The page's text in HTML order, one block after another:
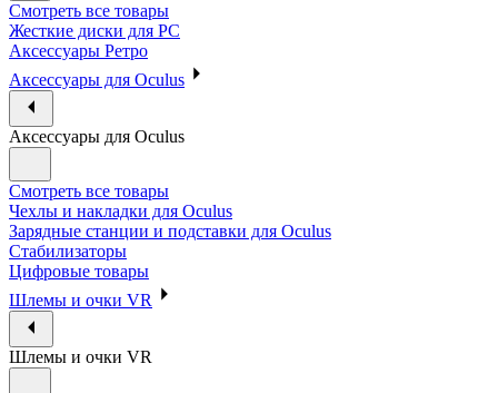
Смотреть все товары
Жесткие диски для PC
Аксессуары Ретро
Аксессуары для Oculus
Аксессуары для Oculus
Смотреть все товары
Чехлы и накладки для Oculus
Зарядные станции и подставки для Oculus
Стабилизаторы
Цифровые товары
Шлемы и очки VR
Шлемы и очки VR